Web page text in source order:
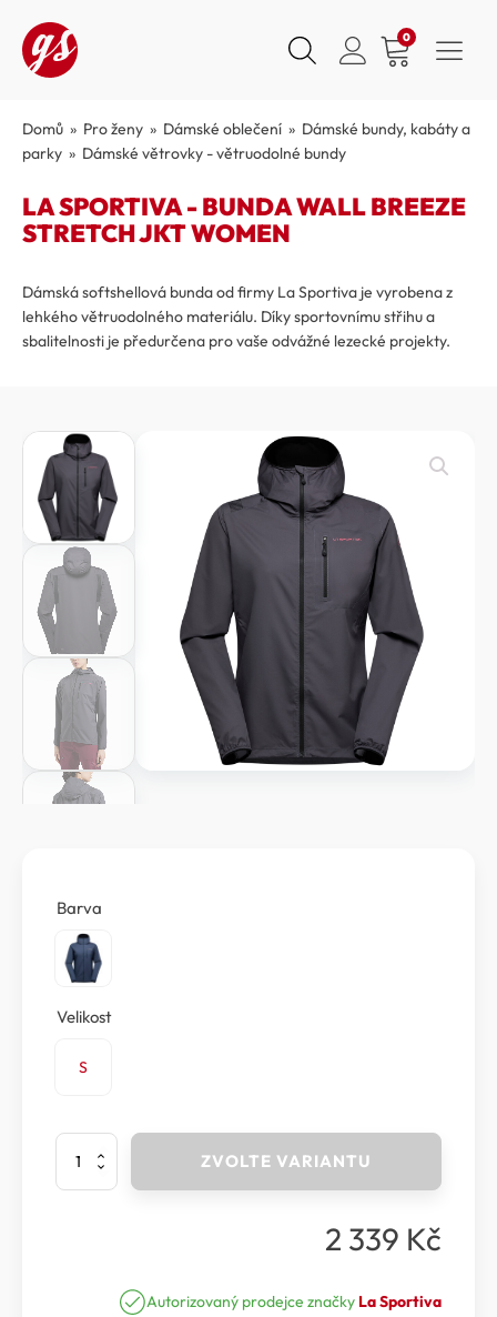
0
Domů » Pro ženy » Dámské oblečení » Dámské bundy, kabáty a
parky » Dámské větrovky - větruodolné bundy
LA SPORTIVA - BUNDA WALL BREEZE
STRETCH JKT WOMEN
Dámská softshellová bunda od firmy La Sportiva je vyrobena z
lehkého větruodolného materiálu. Díky sportovnímu střihu a
sbalitelnosti je předurčena pro vaše odvážné lezecké projekty.
Barva
Velikost
S
Sportiva
-
ZVOLTE VARIANTU
2 339 Kč
Autorizovaný prodejce značky La Sportiva